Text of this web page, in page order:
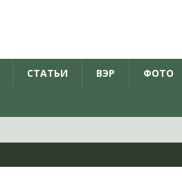
СТАТЬИ ВЭР ФОТО